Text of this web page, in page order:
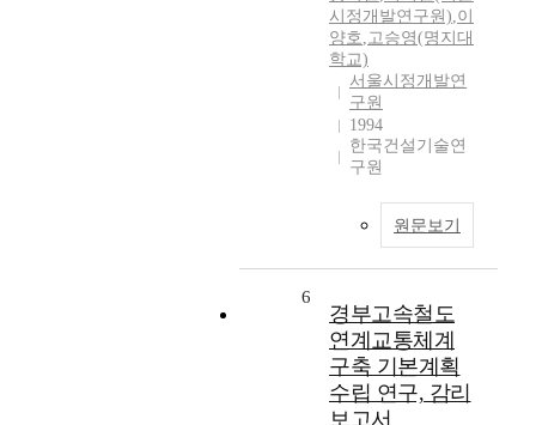
시정개발연구원),이
양호,고승영(명지대
학교)
서울시정개발연
구원
1994
한국건설기술연
구원
원문보기
6
경부고속철도
연계교통체계
구축 기본계획
수립 연구, 감리
보고서